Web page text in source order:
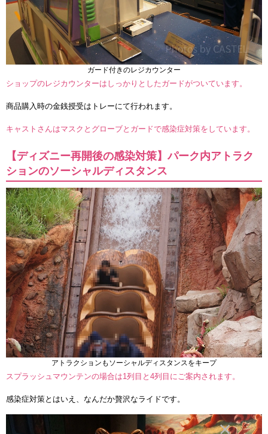
ガード付きのレジカウンター
ショップのレジカウンターはしっかりとしたガードがついています。
商品購入時の金銭授受はトレーにて行われます。
キャストさんはマスクとグローブとガードで感染症対策をしています。
【ディズニー再開後の感染対策】パーク内アトラク
ションのソーシャルディスタンス
アトラクションもソーシャルディスタンスをキープ
スプラッシュマウンテンの場合は1列目と4列目にご案内されます。
感染症対策とはいえ、なんだか贅沢なライドです。